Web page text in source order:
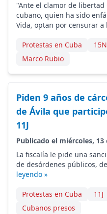
"Ante el clamor de
cubano, quien ha sido
Vida, optan por censurar a
Protestas en Cuba 15N
Marco Rubio
Piden 9 años de
de Ávila que
11J
Publicado el miércoles,
La fiscalía le pide una
de desórdenes públicos,
leyendo »
Protestas en Cuba 11J
Cubanos presos